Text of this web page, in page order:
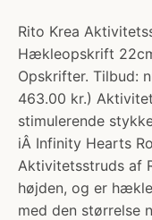
Rito Krea
Hækleopskrift
Opskrifter. Tilbud:
463.00 kr.)
stimulerende
iÂ Infinity Hearts
Aktivitetsstruds af
højden, og er
med den størrelse